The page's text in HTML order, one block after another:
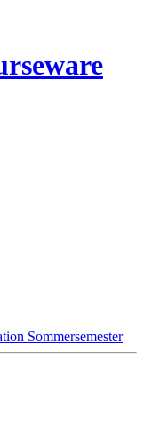
Sommersemester